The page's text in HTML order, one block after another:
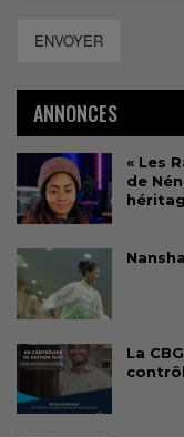
ENVOYER
ANNONCES
« Les
de
La